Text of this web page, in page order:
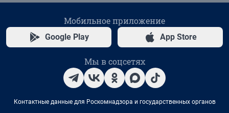
Мобильное приложение
Google Play App Store
Мы в соцсетях
Контактные данные для Роскомнадзора и государственных органов